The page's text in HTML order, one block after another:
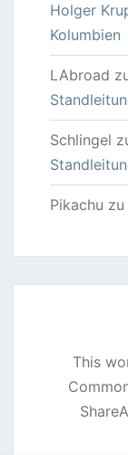
Holger
Kolumbien
LAbroad
Schlingel
Pikachu zu
This